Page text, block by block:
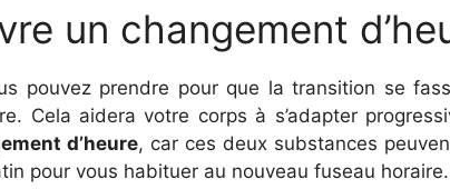
un changement
pouvez prendre pour que la transition se
Cela aidera votre corps à s’adapter
d’heure, car ces deux substances
pour vous habituer au nouveau fuseau